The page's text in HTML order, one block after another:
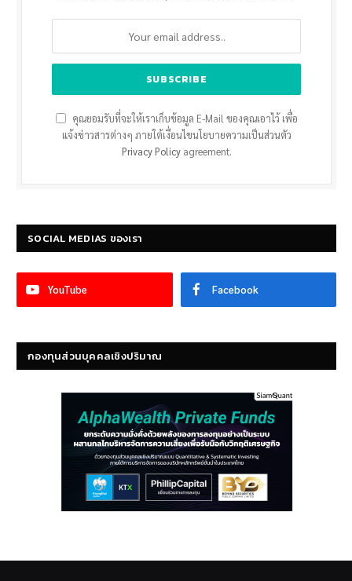
คุณยอมรับที่จะให้เราเก็บข้อมูล E-Mail ของคุณเอาไว้ เพื่อ
แจ้งข่าวสารต่างๆ ภายใต้เงื่อนไขนโยบายความเป็นส่วนตัว
Privacy Policyagreement.
SOCIAL MEDIAS ของเรา
YouTube Facebook
กองทุนส่วนบุคคลเชิงปริมาณ